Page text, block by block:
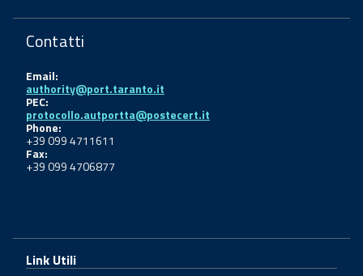
Contatti
Email:
authority@port.taranto.it
PEC:
protocollo.autportta@postecert.it
Phone:
+39 099 4711611
Fax:
+39 099 4706877
Link Utili